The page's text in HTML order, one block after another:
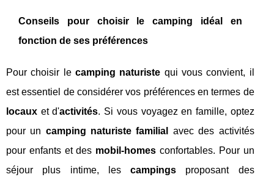
Conseils pour choisir le camping idéal en
fonction de ses préférences
Pour choisir le camping naturiste qui vous convient, il
est essentiel de considérer vos préférences en termes de
locaux et d'activités. Si vous voyagez en famille, optez
pour un camping naturiste familial
avec des activités
pour enfants et des mobil-homes confortables. Pour un
séjour plus intime, lescampings proposant des